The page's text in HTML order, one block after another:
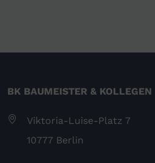
BK BAUMEISTER & KOLLEGEN
Viktoria-Luise-Platz 7
10777 Berlin